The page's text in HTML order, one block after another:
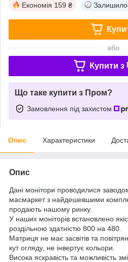
Економія 159 ₴
або
Купити з
Що таке купити з Пром?
Замовлення під захистом
Опис Характеристики
Опис
Дані монітори проводилися
масмаркет з найдешевшими
продають нашому ринку.
У наших моніторів встановлено
роздільною здатністю 800 на 480.
Матриця не має засвітів та
кут огляду, не інвертує кольори.
Висока яскравість та можливість